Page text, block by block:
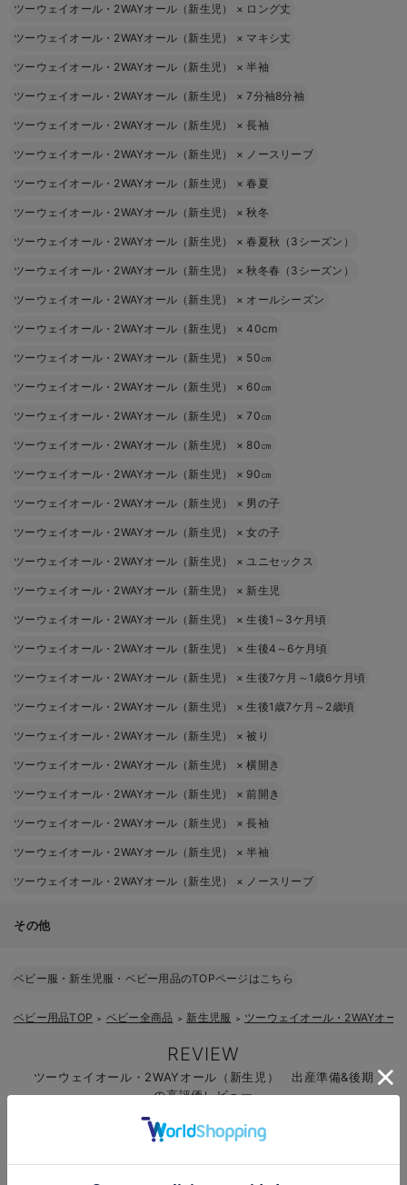
ツーウェイオール・2WAYオール（新生児） × ロング丈
ツーウェイオール・2WAYオール（新生児） × マキシ丈
ツーウェイオール・2WAYオール（新生児） ×半袖
ツーウェイオール・2WAYオール（新生児） ×7分袖8分袖
ツーウェイオール・2WAYオール（新生児） ×長袖
ツーウェイオール・2WAYオール（新生児） × ノースリーブ
ツーウェイオール・2WAYオール（新生児） ×春夏
ツーウェイオール・2WAYオール（新生児） ×秋冬
ツーウェイオール・2WAYオール（新生児） ×春夏秋（3シーズン）
ツーウェイオール・2WAYオール（新生児） ×秋冬春（3シーズン）
ツーウェイオール・2WAYオール（新生児） × オールシーズン
ツーウェイオール・2WAYオール（新生児） ×40cm
ツーウェイオール・2WAYオール（新生児） × 50㎝
ツーウェイオール・2WAYオール（新生児） × 60㎝
ツーウェイオール・2WAYオール（新生児） ×70㎝
ツーウェイオール・2WAYオール（新生児） × 80㎝
ツーウェイオール・2WAYオール（新生児） × 90㎝
ツーウェイオール・2WAYオール（新生児） × 男の子
ツーウェイオール・2WAYオール（新生児） ×女の子
ツーウェイオール・2WAYオール（新生児） ×ユニセックス
ツーウェイオール・2WAYオール（新生児） × 新生児
ツーウェイオール・2WAYオール（新生児） ×生後1～3ケ月頃
ツーウェイオール・2WAYオール（新生児） ×生後4～6ケ月頃
ツーウェイオール・2WAYオール（新生児） ×生後7ケ月～1歳6ケ月頃
ツーウェイオール・2WAYオール（新生児） ×生後1歳7ケ月～2歳頃
ツーウェイオール・2WAYオール（新生児） ×被り
ツーウェイオール・2WAYオール（新生児） ×横開き
ツーウェイオール・2WAYオール（新生児） ×前開き
ツーウェイオール・2WAYオール（新生児） ×長袖
ツーウェイオール・2WAYオール（新生児） ×半袖
ツーウェイオール・2WAYオール（新生児） × ノースリーブ
その他
ベビー服・新生児服・ベビー用品のTOPページはこちら
お気に入り商品を確認する
ベビー用品TOP ＞ ベビー全商品 ＞ 新生児服 ＞ ツーウェイオール・2WAYオー
REVIEW
ツーウェイオール・2WAYオール（新生児） 出産準備&後期
の高評価レビュー